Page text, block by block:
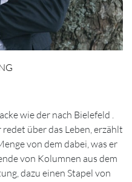
wie der nach Bielefeld .
über das Leben, erzählt
von dem dabei, was er
von Kolumnen aus dem
dazu einen Stapel von